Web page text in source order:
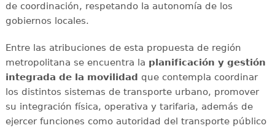
de coordinación, respetando la autonomía de los
gobiernos locales.
Entre las atribuciones de esta propuesta de región
metropolitana se encuentra la planificación y gestión
integrada de la movilidad que contempla coordinar
los distintos sistemas de transporte urbano, promover
su integración física, operativa y tarifaria, además de
ejercer funciones como autoridad del transporte público